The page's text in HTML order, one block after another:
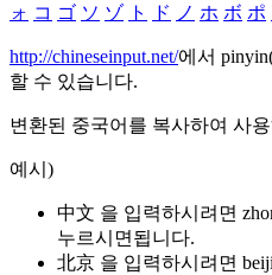
ォ コ ゴ ソ ゾ ト ド ノ ホ ボ ポ
http://chineseinput.net/에서
할 수 있습니다.
변환된 중국어를 복사하여 사
예시)
中文 을 입력하시려면
누르시면됩니다.
北京 을 입력하시려면